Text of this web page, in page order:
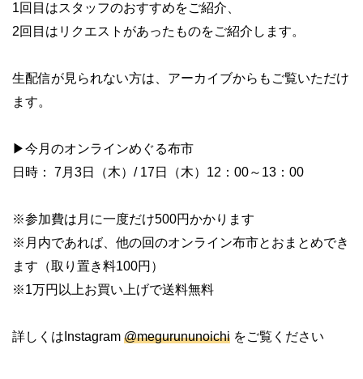
1回目はスタッフのおすすめをご紹介、
2回目はリクエストがあったものをご紹介します。
生配信が見られない方は、アーカイブからもご覧いただけ
ます。
▶︎今月のオンラインめぐる布市
日時： 7月3日（木）/ 17日（木）12：00～13：00
※参加費は月に一度だけ500円かかります
※月内であれば、他の回のオンライン布市とおまとめでき
ます（取り置き料100円）
※1万円以上お買い上げで送料無料
詳しくはInstagram @megurununoichi をご覧ください